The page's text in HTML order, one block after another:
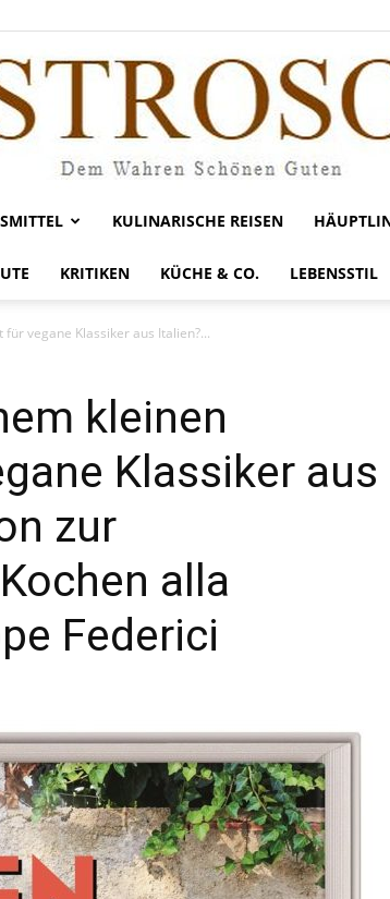
Gastrosofie
KULINARISCHE REISEN
KRITIKEN KÜCHE & CO. LEBENSSTIL
vegane Klassiker aus Italien?...
kleinen
Klassiker aus
zur
alla
Federici